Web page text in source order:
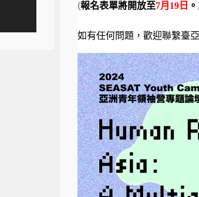
(報名表單將開放至7月19日
如有任何問題，歡迎聯繫臺